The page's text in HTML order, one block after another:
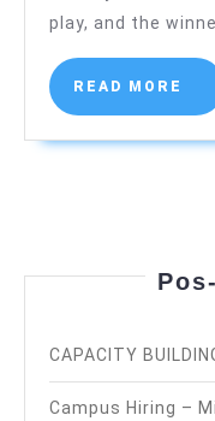
Sr.
play, and the
READ MORE
CAPACITY
Campus Hiring –